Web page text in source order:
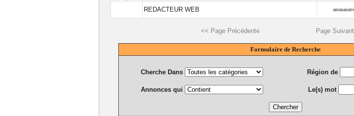
REDACTEUR WEB
<< Page Précédente Page
Formulaire de Recherche
Cherche Dans Région de
Annonces qui Le(s) mot